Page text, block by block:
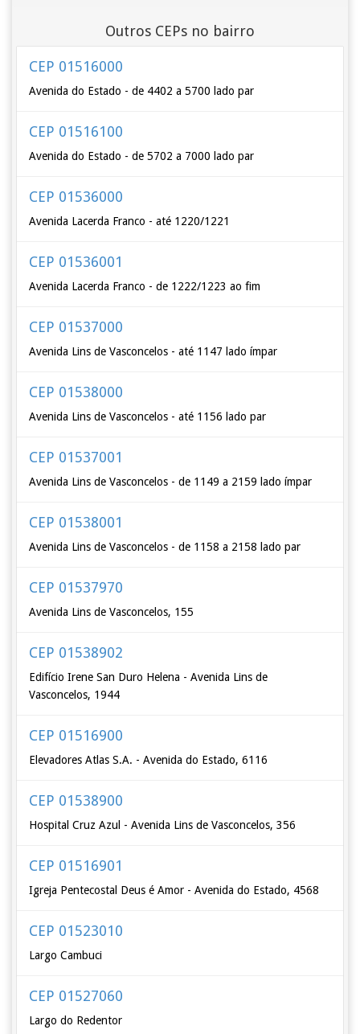
Outros CEPs no bairro
CEP 01516000
Avenida do Estado - de 4402 a 5700 lado par
CEP 01516100
Avenida do Estado - de 5702 a 7000 lado par
CEP 01536000
Avenida Lacerda Franco - até 1220/1221
CEP 01536001
Avenida Lacerda Franco - de 1222/1223 ao fim
CEP 01537000
Avenida Lins de Vasconcelos - até 1147 lado ímpar
CEP 01538000
Avenida Lins de Vasconcelos - até 1156 lado par
CEP 01537001
Avenida Lins de Vasconcelos - de 1149 a 2159 lado ímpar
CEP 01538001
Avenida Lins de Vasconcelos - de 1158 a 2158 lado par
CEP 01537970
Avenida Lins de Vasconcelos, 155
CEP 01538902
Edifício Irene San Duro Helena - Avenida Lins de
Vasconcelos, 1944
CEP 01516900
Elevadores Atlas S.A. - Avenida do Estado, 6116
CEP 01538900
Hospital Cruz Azul - Avenida Lins de Vasconcelos, 356
CEP 01516901
Igreja Pentecostal Deus é Amor - Avenida do Estado, 4568
CEP 01523010
Largo Cambuci
CEP 01527060
Largo do Redentor